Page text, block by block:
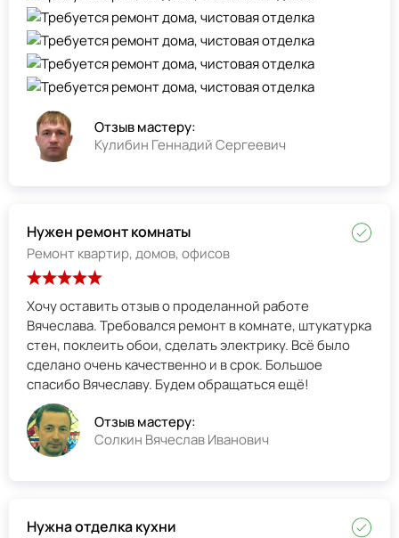
Отзыв мастеру:
Кулибин Геннадий Сергеевич
Нужен ремонт комнаты
Ремонт квартир, домов, офисов
Хочу оставить отзыв о проделанной работе
Вячеслава. Требовался ремонт в комнате, штукатурка
стен, поклеить обои, сделать электрику. Всё было
сделано очень качественно и в срок. Большое
спасибо Вячеславу. Будем обращаться ещё!
Отзыв мастеру:
Солкин Вячеслав Иванович
Нужна отделка кухни